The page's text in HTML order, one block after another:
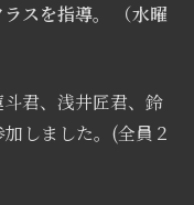
スを指導。 （水曜
君、浅井匠君、鈴
しました。(全員２